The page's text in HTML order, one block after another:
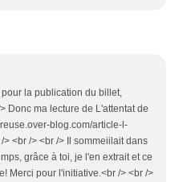
la publication du billet,
Donc ma lecture de L'attentat de
blog.com/article-l-
<br /> <br /> Il sommeiilait dans
grâce à toi, je l'en extrait et ce
Merci pour l'initiative.<br /> <br />